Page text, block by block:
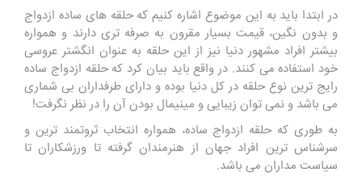
در ابتدا باید به این موضوع اشاره کنیم که حلقه های ساده ازدواج
و بدون نگین، قیمت بسیار مقرون به صرفه تری دارند و همواره
بیشتر افراد مشهور دنیا نیز از این حلقه به عنوان انگشتر عروسی
خود استفاده می کنند. در واقع باید بیان کرد که حلقه ازدواج ساده
رایج ترین نوع حلقه در کل دنیا بوده و دارای طرفداران بی شماری
می باشد و نمی توان زیبایی و مینیمال بودن آن را در نظر نگرفت!
به طوری که حلقه ازدواج ساده، همواره انتخاب ثروتمند ترین و
سرشناس ترین افراد جهان از هنرمندان گرفته تا ورزشکاران تا
سیاست مداران می باشد.